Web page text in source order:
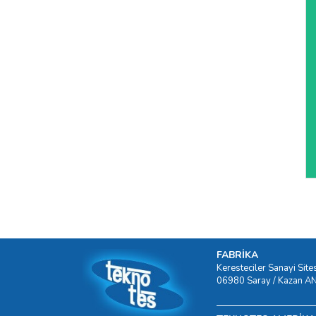
FABRİKA
Keresteciler Sanayi
06980 Saray / Kazan